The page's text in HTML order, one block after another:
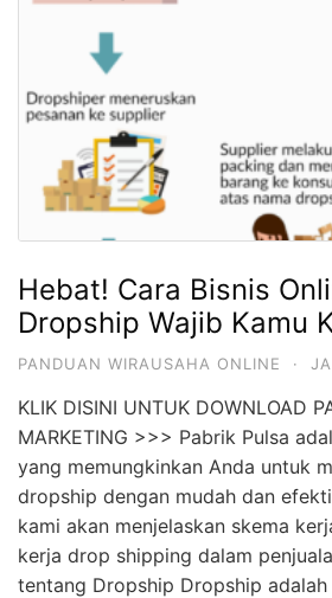
Hebat! Cara Bisnis
Dropship Wajib Kamu
PANDUAN WIRAUSAHA ONLINE ·
KLIK DISINI UNTUK DOWNLOAD
MARKETING >>> Pabrik Pulsa
yang memungkinkan Anda untuk
dropship dengan mudah dan
kami akan menjelaskan skema
kerja drop shipping dalam
tentang Dropship Dropship